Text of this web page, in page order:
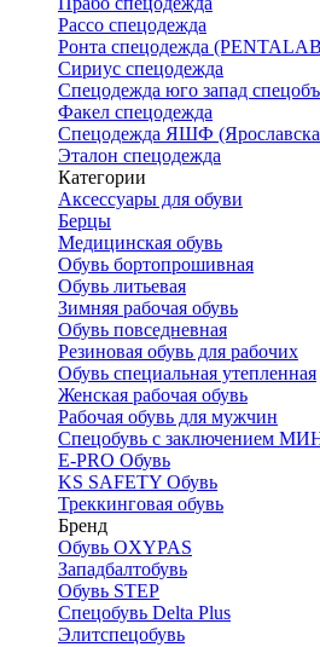
Рассо спецодежда
Ронта спецодежда
Сириус спецодежда
Спецодежда юго запад
Факел спецодежда
Спецодежда ЯШФ
Эталон спецодежда
Категории
Аксессуары для обуви
Берцы
Медицинская обувь
Обувь бортопрошивная
Обувь литьевая
Зимняя рабочая обувь
Обувь повседневная
Резиновая обувь для рабочих
Обувь специальная утепленная
Женская рабочая обувь
Рабочая обувь для мужчин
Спецобувь с заключением
E-PRO Обувь
KS SAFETY Обувь
Треккинговая обувь
Бренд
Обувь OXYPAS
Западбалтобувь
Обувь STEP
Спецобувь Delta Plus
Элитспецобувь